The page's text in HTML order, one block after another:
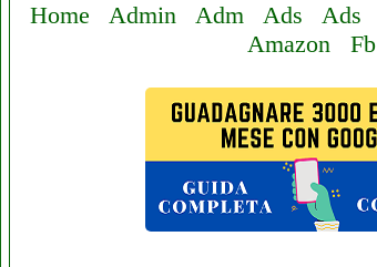
Home Admin Adm Ads Ads
Amazon
Fb